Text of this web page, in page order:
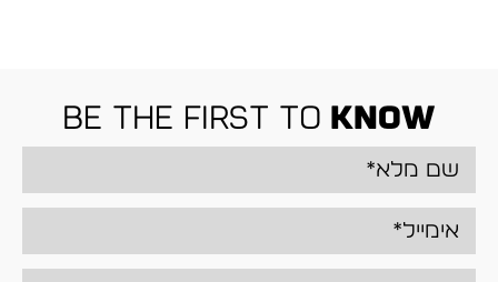
be the first to know